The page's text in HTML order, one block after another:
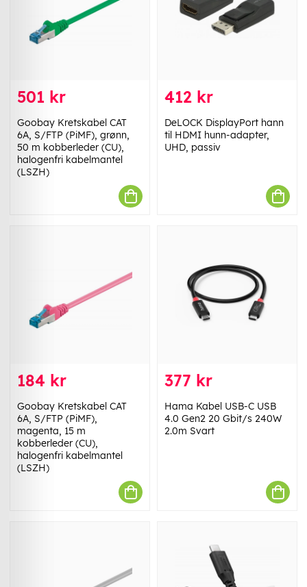
501 kr
Goobay Kretskabel CAT
6A, S/FTP (PiMF), grønn,
50 m kobberleder (CU),
halogenfri kabelmantel
(LSZH)
412 kr
DeLOCK DisplayPort hann
til HDMI hunn-adapter,
UHD, passiv
184 kr
Goobay Kretskabel CAT
6A, S/FTP (PiMF),
magenta, 15 m
kobberleder (CU),
halogenfri kabelmantel
(LSZH)
377 kr
Hama Kabel USB-C USB
4.0 Gen2 20 Gbit/s 240W
2.0m Svart